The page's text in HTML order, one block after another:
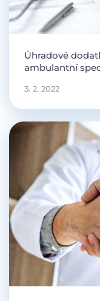
Úhradové
ambulantní
3. 2. 2022